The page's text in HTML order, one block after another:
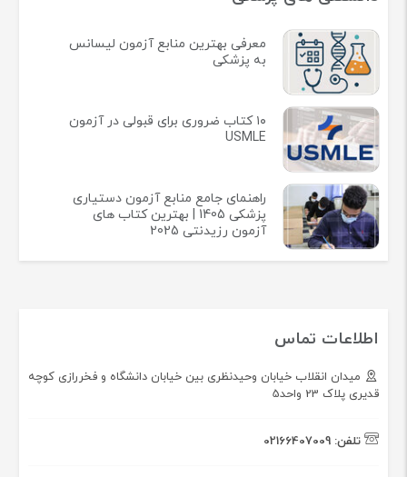
دسترسی سریع
خرید فایل کتاب خارجی
درباره ما
شرایط مرجوع کردن اجناس
شرایط و زمان ارسال
قوانین و مقررات
پیگیری سفارشات
دانستنی های پزشکی
به پزشکی